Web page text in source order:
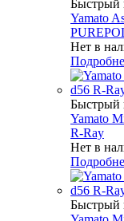
Быстрый
Yamato
Нет в
Быстрый
Yamato
R-Ray
Нет в
Быстрый